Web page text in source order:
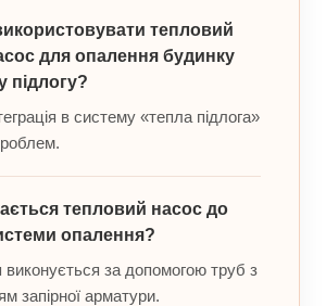
тепловий
для опалення будинку
підлогу?
в систему «тепла підлога»
тепловий насос до
опалення?
виконується за допомогою труб з
запірної арматури.